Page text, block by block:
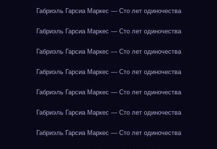
Габриэль Гарсиа Маркес — Сто лет одиночества
Габриэль Гарсиа Маркес — Сто лет одиночества
Габриэль Гарсиа Маркес — Сто лет одиночества
Габриэль Гарсиа Маркес — Сто лет одиночества
Габриэль Гарсиа Маркес — Сто лет одиночества
Габриэль Гарсиа Маркес — Сто лет одиночества
Габриэль Гарсиа Маркес — Сто лет одиночества